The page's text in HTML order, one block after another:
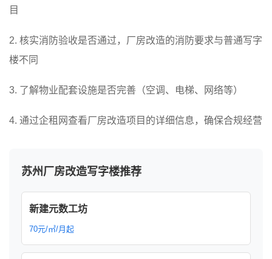
目
2. 核实消防验收是否通过，厂房改造的消防要求与普通写字
楼不同
3. 了解物业配套设施是否完善（空调、电梯、网络等）
4. 通过企租网查看厂房改造项目的详细信息，确保合规经营
苏州厂房改造写字楼推荐
新建元数工坊
70元/㎡/月起